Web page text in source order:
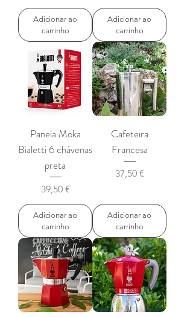
Adicionar ao
carrinho
Adicionar ao
carrinho
Panela Moka
Bialetti 6 chávenas
preta
Preço
39,50 €
Adicionar ao
carrinho
Cafeteira
Francesa
Preço
37,50 €
Adicionar ao
carrinho